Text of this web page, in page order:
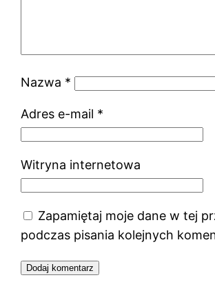
Nazwa *
Adres e-mail *
Witryna internetowa
Zapamiętaj moje dane w tej
podczas pisania kolejnych